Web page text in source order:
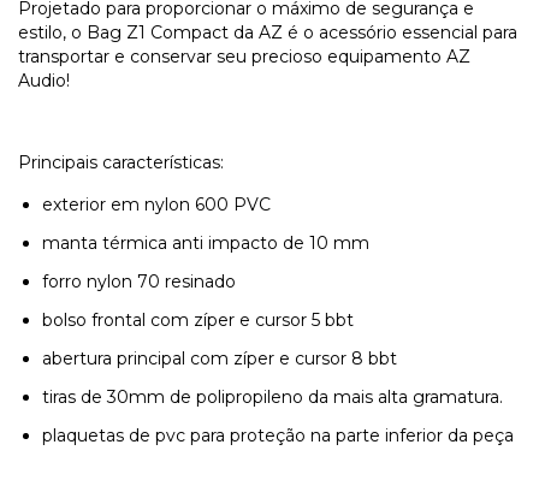
Projetado para proporcionar o máximo de segurança e
estilo, o Bag Z1 Compact da AZ é o acessório essencial para
transportar e conservar seu precioso equipamento AZ
Audio!
Principais características:
exterior em nylon 600 PVC
manta térmica anti impacto de 10 mm
forro nylon 70 resinado
bolso frontal com zíper e cursor 5 bbt
abertura principal com zíper e cursor 8 bbt
tiras de 30mm de polipropileno da mais alta gramatura.
plaquetas de pvc para proteção na parte inferior da peça